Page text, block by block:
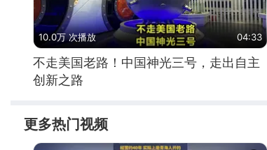
10.0万 次播放 04:33
不走美国老路！中国神光三号，走出自主
创新之路
更多热门视频